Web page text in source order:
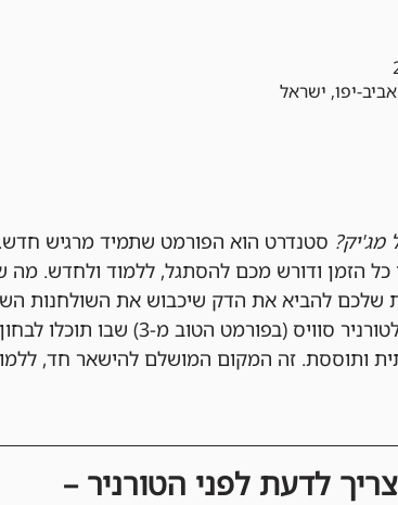
מג'יק? סטנדרט הוא הפורמט שתמיד מרגיש
הזמן ודורש מכם להסתגל, ללמוד ולחדש. מה
שלכם להביא את הדק שיכבוש את השולחנות
בכל יום שני אנחנו נפגשים
ותוססת. זה המקום המושלם להישאר חד,
לדעת לפני הטורניר –